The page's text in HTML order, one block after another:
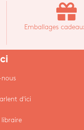
Emballages
d'ici